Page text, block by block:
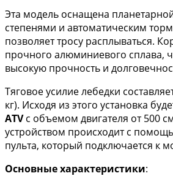
Эта модель оснащена
степенями и автоматическим
позволяет тросу расплываться.
прочного алюминиевого сплава,
высокую прочность и
Тяговое усилие лебедки
кг). Исходя из этого установка
ATVс объемом двигателя от 500
устройством происходит с
пульта, который подключается к
Основные характеристики: